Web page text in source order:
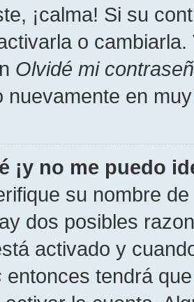
¡calma! Si su
o
Olvidé mi
nuevamente en
¡y no me puedo
su nombre
dos posibles
activado y
entonces tendrá